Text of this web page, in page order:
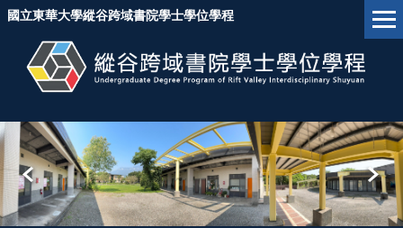
跳
區
塊
國立東華大學縱谷跨域書院學士學位學程